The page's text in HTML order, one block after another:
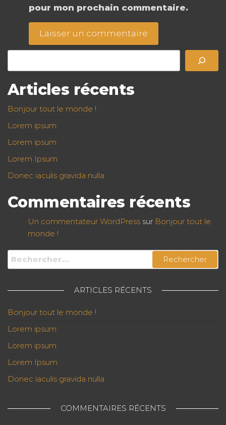
pour mon prochain commentaire.
Articles récents
Bonjour tout le monde !
Lorem ipsum
Lorem ipsum
Lorem Ipsum
Donec iaculis gravida nulla
Commentaires récents
Un commentateur WordPress sur Bonjour tout le
monde !
Rechercher :
ARTICLES RÉCENTS
Bonjour tout le monde !
Lorem ipsum
Lorem ipsum
Lorem Ipsum
Donec iaculis gravida nulla
COMMENTAIRES RÉCENTS